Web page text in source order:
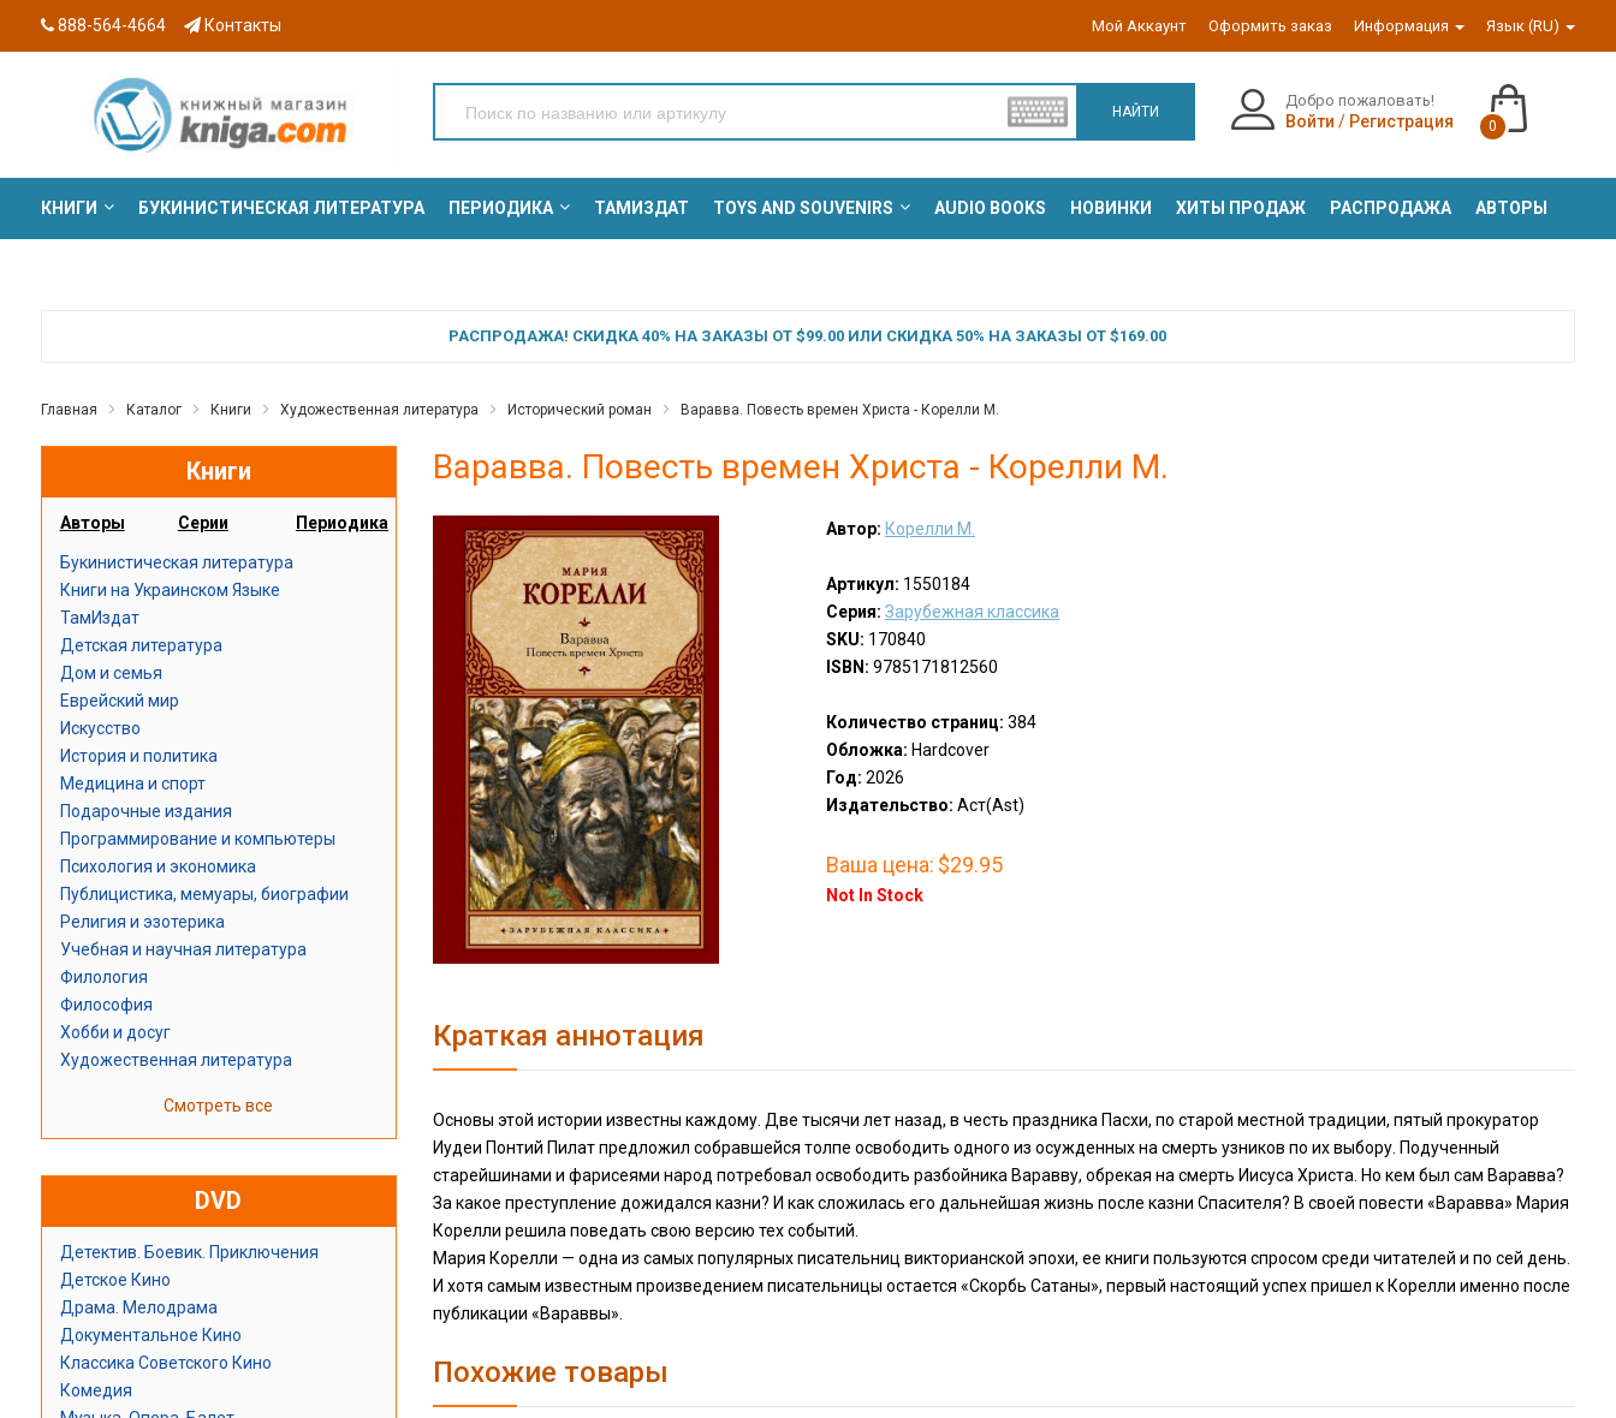
888-564-4664 Контакты Мой Аккаунт Оформить заказ Информация Язык (RU)
НАЙТИ
Добро пожаловать!
Войти / Регистрация 0
КНИГИ БУКИНИСТИЧЕСКАЯ ЛИТЕРАТУРА ПЕРИОДИКА ТАМИЗДАТ TOYS AND SOUVENIRS AUDIO BOOKS НОВИНКИ ХИТЫ ПРОДАЖ РАСПРОДАЖА АВТОРЫ
РАСПРОДАЖА! СКИДКА 40% НА ЗАКАЗЫ ОТ $99.00 ИЛИ СКИДКА 50% НА ЗАКАЗЫ ОТ $169.00
Главная Каталог Книги Художественная литература Исторический роман Варавва. Повесть времен Христа - Корелли М.
Книги
Авторы Серии Периодика
Букинистическая литература
Книги на Украинском Языке
ТамИздат
Детская литература
Дом и семья
Еврейский мир
Искусство
История и политика
Медицина и спорт
Подарочные издания
Программирование и компьютеры
Психология и экономика
Публицистика, мемуары, биографии
Религия и эзотерика
Учебная и научная литература
Филология
Философия
Хобби и досуг
Художественная литература
Смотреть все
DVD
Детектив. Боевик. Приключения
Детское Кино
Драма. Мелодрама
Документальное Кино
Классика Советского Кино
Комедия
Варавва. Повесть времен Христа - Корелли М.
Автор: Корелли М.
Артикул: 1550184
Серия: Зарубежная классика
SKU: 170840
ISBN: 9785171812560
Количество страниц: 384
Обложка: Hardcover
Год: 2026
Издательство: Аст(Ast)
Ваша цена: $29.95
Not In Stock
Краткая аннотация
Основы этой истории известны каждому. Две тысячи лет назад, в честь праздника Пасхи, по старой местной традиции, пятый прокуратор
Иудеи Понтий Пилат предложил собравшейся толпе освободить одного из осужденных на смерть узников по их выбору. Подученный
старейшинами и фарисеями народ потребовал освободить разбойника Варавву, обрекая на смерть Иисуса Христа. Но кем был сам Варавва?
За какое преступление дожидался казни? И как сложилась его дальнейшая жизнь после казни Спасителя? В своей повести «Варавва» Мария
Корелли решила поведать свою версию тех событий.
Мария Корелли — одна из самых популярных писательниц викторианской эпохи, ее книги пользуются спросом среди читателей и по сей день.
И хотя самым известным произведением писательницы остается «Скорбь Сатаны», первый настоящий успех пришел к Корелли именно после
публикации «Вараввы».
Похожие товары